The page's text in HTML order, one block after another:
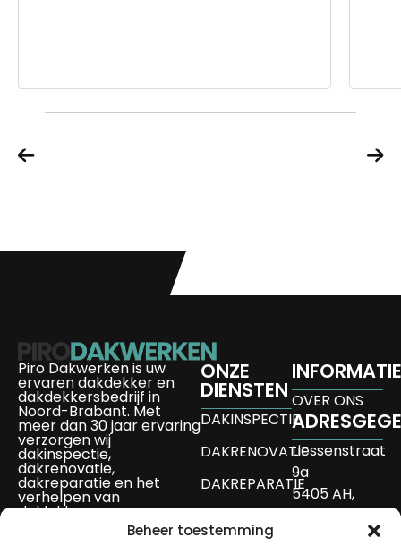
Beheer toestemming
bangbet kenya
Piro Dakwerken is uw
ervaren dakdekker en
dakdekkersbedrijf in
Noord-Brabant. Met
meer dan 30 jaar ervaring
verzorgen wij
dakinspectie,
dakrenovatie,
dakreparatie en het
verhelpen van
daklekkage.
Ook voor dakisolatie,
nokvorst renovatie,
ONZE
DIENSTEN
DAKINSPECTIE
DAKRENOVATIE
DAKREPARATIE
INFORMATIE
OVER ONS
Liessenstraat
9a
5405 AH,